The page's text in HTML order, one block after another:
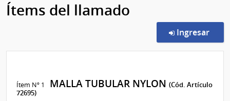
Ítems del llamado
Ingresar
Ítem Nº 1 MALLA TUBULAR NYLON(Cód. Artículo
72695)